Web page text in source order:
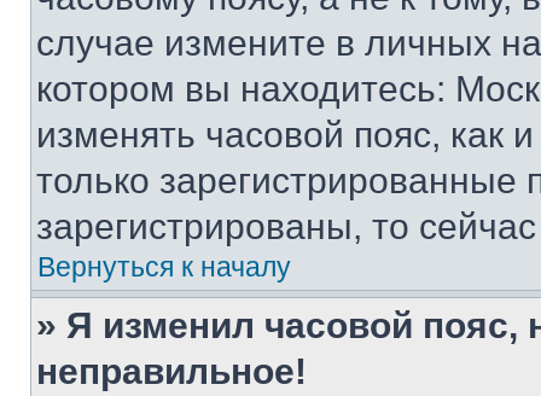
случае измените в личных
котором вы находитесь:
изменять часовой пояс, как
только
зарегистрированы, то
Вернуться к началу
» Я изменил часовой пояс,
неправильное!